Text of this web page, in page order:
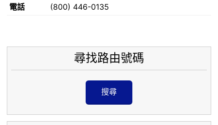
電話
(800) 446-0135
尋找路由號碼
搜尋